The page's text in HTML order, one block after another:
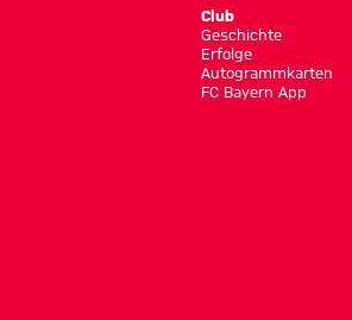
Club
Geschichte
Erfolge
Autogrammkarten
FC Bayern App